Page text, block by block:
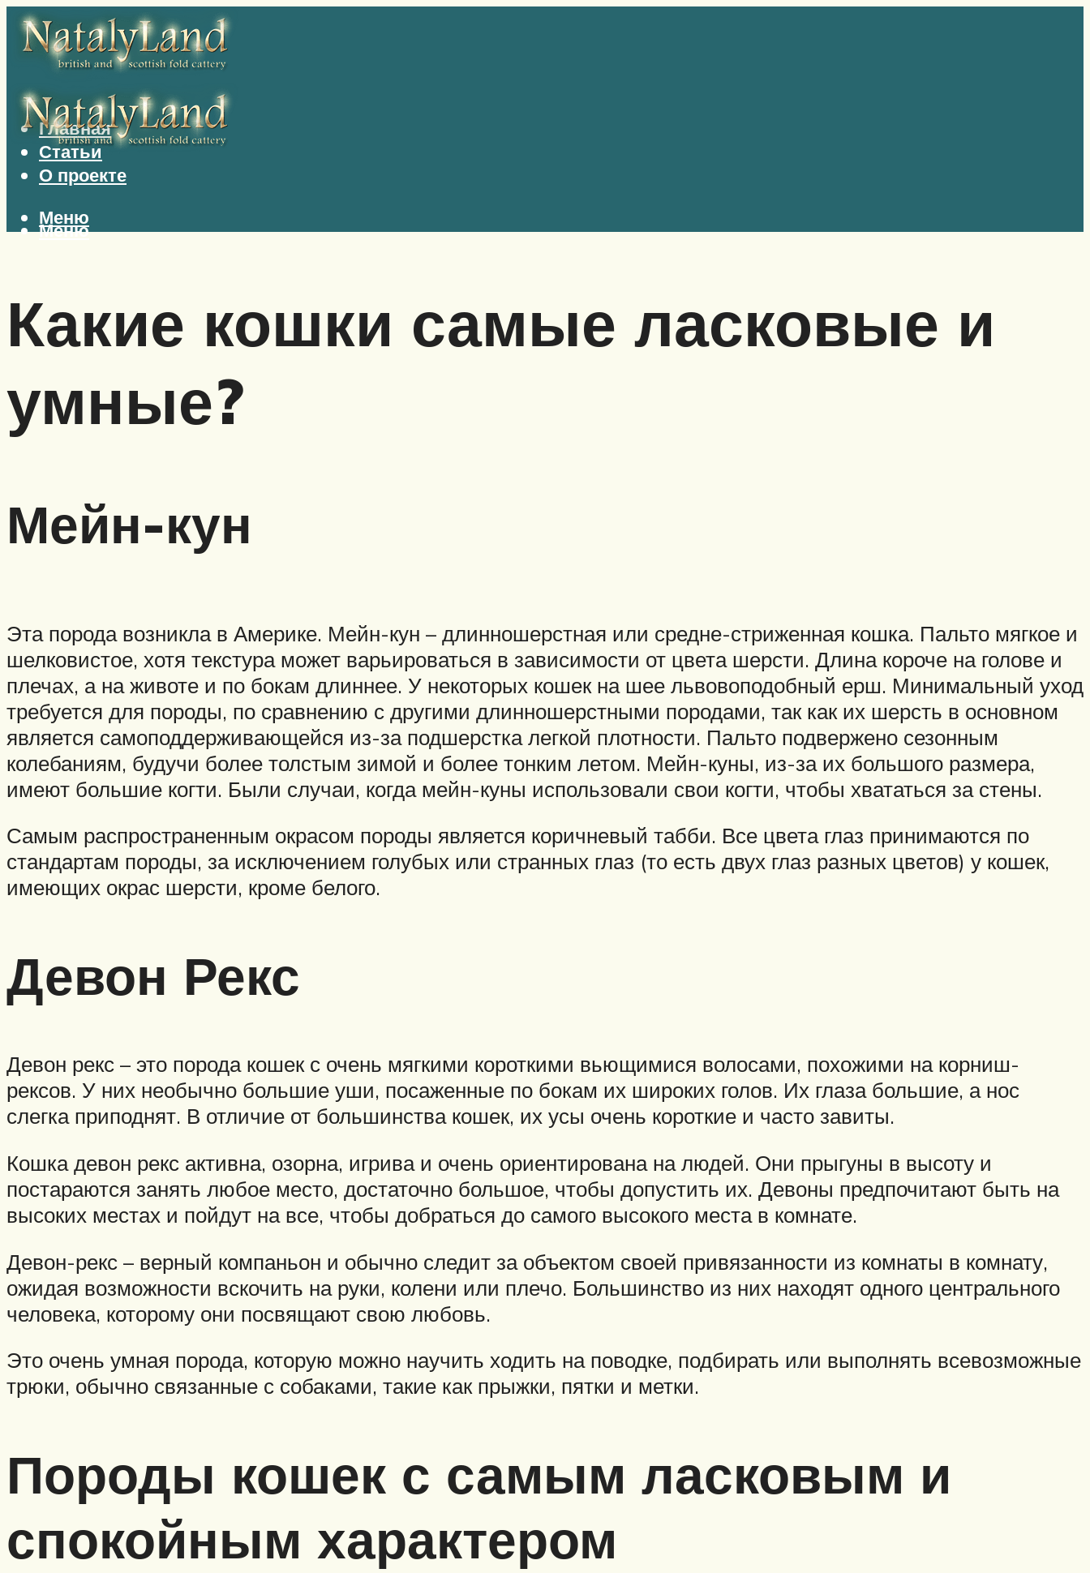
Главная
Статьи
О проекте
Меню
Меню
Какие кошки самые ласковые и
умные?
Мейн-кун
Эта порода возникла в Америке. Мейн-кун – длинношерстная или средне-стриженная кошка. Пальто мягкое и
шелковистое, хотя текстура может варьироваться в зависимости от цвета шерсти. Длина короче на голове и
плечах, а на животе и по бокам длиннее. У некоторых кошек на шее львовоподобный ерш. Минимальный уход
требуется для породы, по сравнению с другими длинношерстными породами, так как их шерсть в основном
является самоподдерживающейся из-за подшерстка легкой плотности. Пальто подвержено сезонным
колебаниям, будучи более толстым зимой и более тонким летом. Мейн-куны, из-за их большого размера,
имеют большие когти. Были случаи, когда мейн-куны использовали свои когти, чтобы хвататься за стены.
Самым распространенным окрасом породы является коричневый табби. Все цвета глаз принимаются по
стандартам породы, за исключением голубых или странных глаз (то есть двух глаз разных цветов) у кошек,
имеющих окрас шерсти, кроме белого.
Девон Рекс
Девон рекс – это порода кошек с очень мягкими короткими вьющимися волосами, похожими на корниш-
рексов. У них необычно большие уши, посаженные по бокам их широких голов. Их глаза большие, а нос
слегка приподнят. В отличие от большинства кошек, их усы очень короткие и часто завиты.
Кошка девон рекс активна, озорна, игрива и очень ориентирована на людей. Они прыгуны в высоту и
постараются занять любое место, достаточно большое, чтобы допустить их. Девоны предпочитают быть на
высоких местах и ​​пойдут на все, чтобы добраться до самого высокого места в комнате.
Девон-рекс – верный компаньон и обычно следит за объектом своей привязанности из комнаты в комнату,
ожидая возможности вскочить на руки, колени или плечо. Большинство из них находят одного центрального
человека, которому они посвящают свою любовь.
Это очень умная порода, которую можно научить ходить на поводке, подбирать или выполнять всевозможные
трюки, обычно связанные с собаками, такие как прыжки, пятки и метки.
Породы кошек с самым ласковым и
спокойным характером